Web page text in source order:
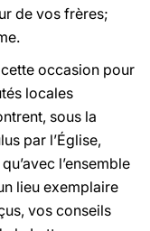
de vos frères;
occasion pour
locales
sous la
par l’Église,
l’ensemble
lieu exemplaire
vos conseils